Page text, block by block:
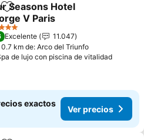
Agregar a favoritos
Seasons Hotel
V Paris
Excelente
11.047
0.7 km de: Arco del Triunfo
de lujo con piscina de vitalidadVer
exactos
Ver precios